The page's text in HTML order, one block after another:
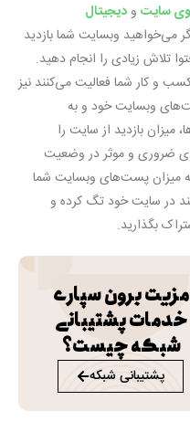
سایتودیجیتال
می‌خواهید وبسایت شما بازدید
تلاش زیادی را انجام دهید.
و کار شما فعالیت می‌کنند نیز
وبسایت خود و به
بازدید از سایت را
ضروری و موثر در وضعیت
میزان پست‌های وبسایت شما
در سایت خود تگ کرده و
بگذارید.
مزیت برون سپاری
خدمات پشتیبانی
شبکه چیست؟
پشتیبانی شبکه